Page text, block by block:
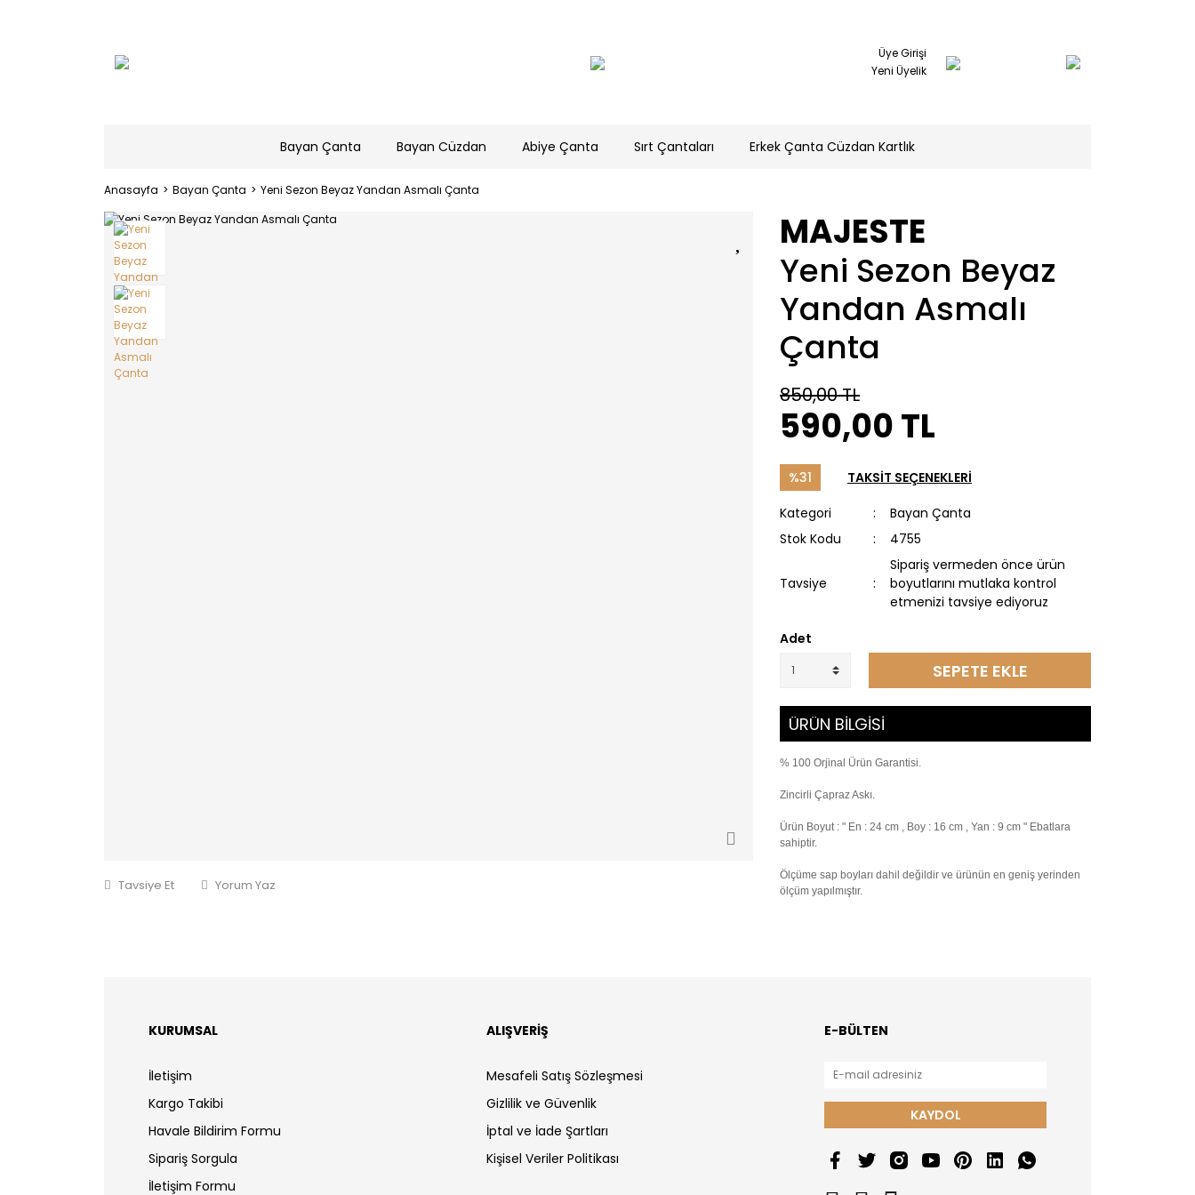
Üye Girişi
Yeni Üyelik
Bayan Çanta Bayan Cüzdan Abiye Çanta Sırt Çantaları Erkek Çanta Cüzdan Kartlık
Anasayfa Bayan Çanta Yeni Sezon Beyaz Yandan Asmalı Çanta
Tavsiye Et Yorum Yaz
MAJESTE
Yeni Sezon Beyaz
Yandan Asmalı
Çanta
850,00 TL
590,00 TL
%31 TAKSİT SEÇENEKLERİ
Kategori
Bayan Çanta
Stok Kodu
4755
Tavsiye
Sipariş vermeden önce ürün
boyutlarını mutlaka kontrol
etmenizi tavsiye ediyoruz
Adet
SEPETE EKLE
ÜRÜN BİLGİSİ
% 100 Orjinal Ürün Garantisi.
Zincirli Çapraz Askı.
Ürün Boyut : " En : 24 cm , Boy : 16 cm , Yan : 9 cm " Ebatlara
sahiptir.
Ölçüme sap boyları dahil değildir ve ürünün en geniş yerinden
ölçüm yapılmıştır.
KURUMSAL
İletişim
Kargo Takibi
Havale Bildirim Formu
Sipariş Sorgula
İletişim Formu
ALIŞVERİŞ
Mesafeli Satış Sözleşmesi
Gizlilik ve Güvenlik
İptal ve İade Şartları
Kişisel Veriler Politikası
E-BÜLTEN
KAYDOL